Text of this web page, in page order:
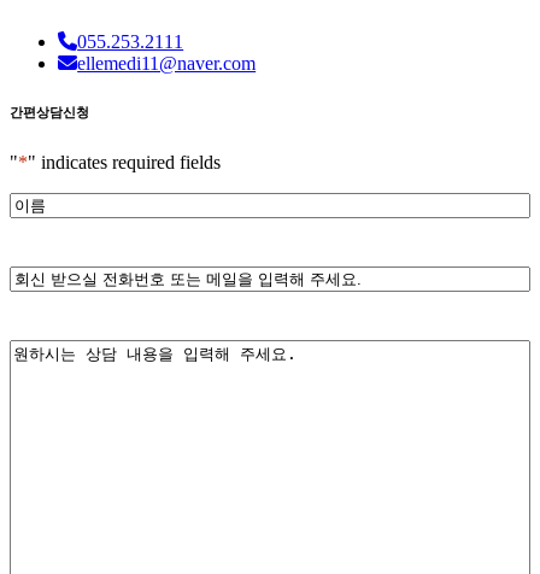
055.253.2111
ellemedi11@naver.com
간편상담신청
"*" indicates required fields
이*
전
호
*
내*